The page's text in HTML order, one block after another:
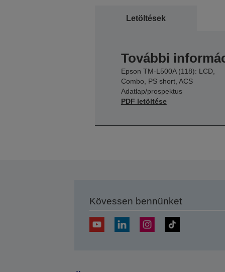
Letöltések
További
Epson TM-L500A (118): LCD,
Combo, PS short, ACS
Adatlap/prospektus
PDF letöltése
Kövessen bennünket